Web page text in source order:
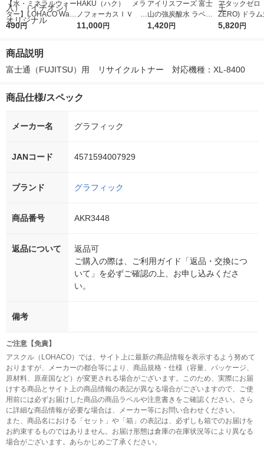
【水・ミネラルウォー
ター】LOHACO Wate
r（ロハコウォータ
シ） オリジナル
490円
HAKU（ハク） メラ
ノフォーカスＩＶ 4
5ｇ 資生堂 おまけ
11,000円
アイリスフーズ 富士
山の強炭酸水 ラベル
レス 500ml 1箱（24
1,420円
アタックゼロ
ZERO) ドラ
詰め替え メガ
5,820円
商品説明
富士通（FUJITSU）用　リサイクルトナー　対応機種：XL-8400
商品仕様/スペック
メーカー名 グラフィック
JANコード 4571594007929
ブランド グラフィック
商品番号 AKR3448
返品について
返品可
ご購入の際は、ご利用ガイド「返品・交換につ
いて」を必ずご確認の上、お申し込みくださ
い。
備考
ご注意【免責】
アスクル（LOHACO）では、サイト上に最新の商品情報を表示するよう努めて
おりますが、メーカーの都合等により、商品規格・仕様（容量、パッケージ、
原材料、原産国など）が変更される場合がございます。このため、実際にお届
けする商品とサイト上の商品情報の表記が異なる場合がございますので、ご使
用前には必ずお届けした商品の商品ラベルや注意書きをご確認ください。さら
に詳細な商品情報が必要な場合は、メーカー等にお問い合わせください。
また、商品名における「セット」や「箱」の表記は、必ずしも箱でのお届けを
お約束するものではありません。お届け形態は倉庫の在庫状況等により異なる
場合がございます。あらかじめご了承ください。